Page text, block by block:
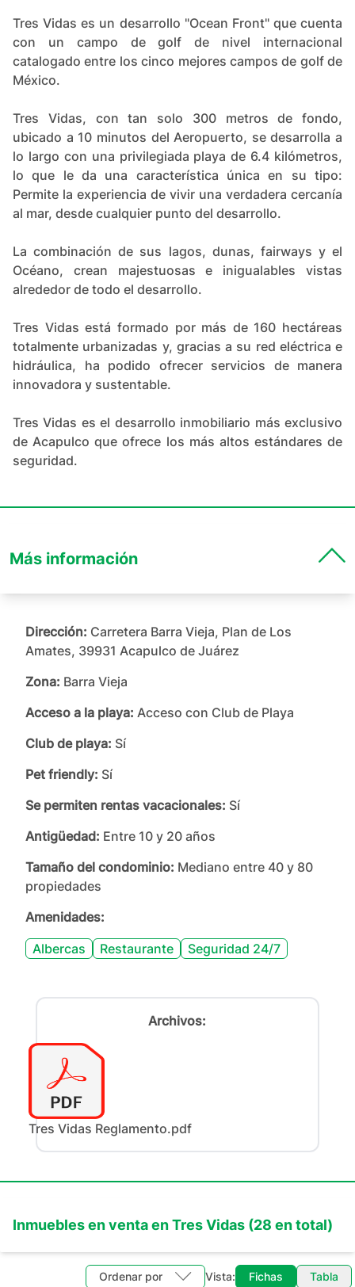
Tres Vidas es un desarrollo "Ocean Front" que cuenta
con un campo de golf de nivel internacional
catalogado entre los cinco mejores campos de golf de
México.
Tres Vidas, con tan solo 300 metros de fondo,
ubicado a 10 minutos del Aeropuerto, se desarrolla a
lo largo con una privilegiada playa de 6.4 kilómetros,
lo que le da una característica única en su tipo:
Permite la experiencia de vivir una verdadera cercanía
al mar, desde cualquier punto del desarrollo.
La combinación de sus lagos, dunas, fairways y el
Océano, crean majestuosas e inigualables vistas
alrededor de todo el desarrollo.
Tres Vidas está formado por más de 160 hectáreas
totalmente urbanizadas y, gracias a su red eléctrica e
hidráulica, ha podido ofrecer servicios de manera
innovadora y sustentable.
Tres Vidas es el desarrollo inmobiliario más exclusivo
de Acapulco que ofrece los más altos estándares de
seguridad.
Más información
Dirección: Carretera Barra Vieja, Plan de Los
Amates, 39931 Acapulco de Juárez
Zona: Barra Vieja
Acceso a la playa: Acceso con Club de Playa
Club de playa: Sí
Pet friendly: Sí
Se permiten rentas vacacionales: Sí
Antigüedad: Entre 10 y 20 años
Tamaño del condominio: Mediano entre 40 y 80
propiedades
Amenidades:
Albercas
Restaurante Seguridad 24/7
Archivos:
Tres Vidas Reglamento.pdf
Inmuebles enventaenTres Vidas (28 en total)
Ordenar por Vista: Fichas Tabla